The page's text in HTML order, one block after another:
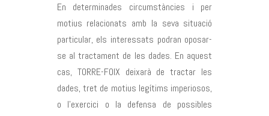
En determinades circumstàncies i per
motius relacionats amb la seva situació
particular, els interessats podran oposar-
se al tractament de les dades. En aquest
cas, TORRE-FOIX deixarà de tractar les
dades, tret de motius legítims imperiosos,
o l’exercici o la defensa de possibles